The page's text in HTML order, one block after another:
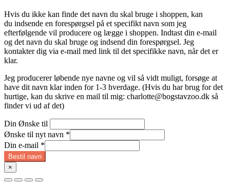
Hvis du ikke kan finde det navn du skal bruge i shoppen, kan
du indsende en forespørgsel på et specifikt navn som jeg
efterfølgende vil producere og lægge i shoppen. Indtast din e-mail
og det navn du skal bruge og indsend din forespørgsel. Jeg
kontakter dig via e-mail med link til det specifikke navn, når det er
klar.
Jeg producerer løbende nye navne og vil så vidt muligt, forsøge at
have dit navn klar inden for 1-3 hverdage. (Hvis du har brug for det
hurtige, kan du skrive en mail til mig: charlotte@bogstavzoo.dk så
finder vi ud af det)
Din Ønske til
Ønske til nyt navn *
Din e-mail *
Bestil navn
×